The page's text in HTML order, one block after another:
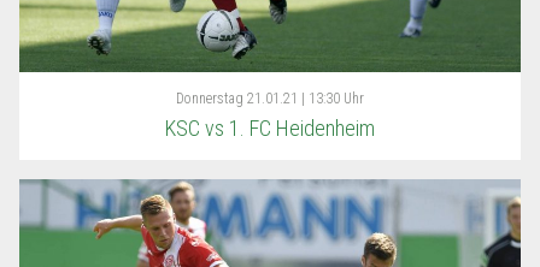
Donnerstag 21.01.21 | 13:30 Uhr
KSC vs 1. FC Heidenheim